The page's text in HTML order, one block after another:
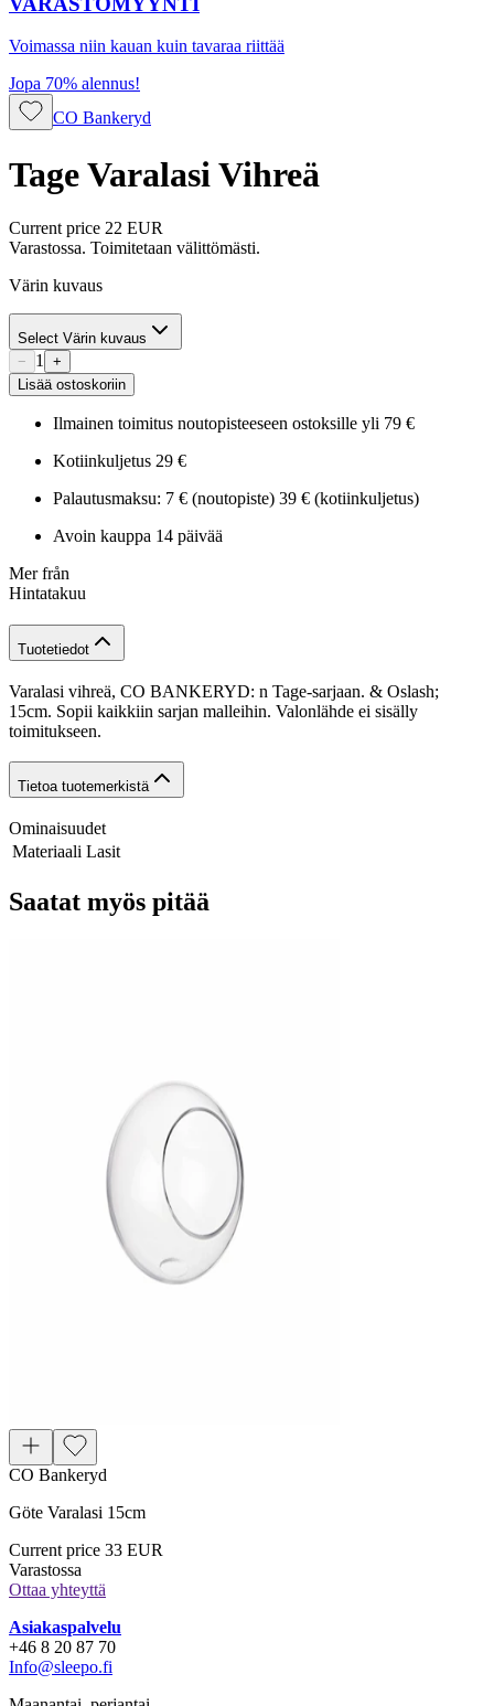
Voimassa niin kauan kuin tavaraa riittää
Jopa 70% alennus!
CO Bankeryd
Tage Varalasi Vihreä
Current price 22 EUR
Varastossa. Toimitetaan välittömästi.
Värin kuvaus
Select Värin kuvaus
−
1
+
Lisää ostoskoriin
Ilmainen toimitus noutopisteeseen ostoksille yli 79 €
Kotiinkuljetus 29 €
Palautusmaksu: 7 € (noutopiste) 39 € (kotiinkuljetus)
Avoin kauppa 14 päivää
Mer från
Hintatakuu
Tuotetiedot
Varalasi vihreä, CO BANKERYD: n Tage-sarjaan. & Oslash;
15cm. Sopii kaikkiin sarjan malleihin. Valonlähde ei sisälly
toimitukseen.
Tietoa tuotemerkistä
Ominaisuudet
Materiaali Lasit
Saatat myös pitää
CO Bankeryd
Göte Varalasi 15cm
Current price 33 EUR
Varastossa
Ottaa yhteyttä
Asiakaspalvelu
+46 8 20 87 70
Info@sleepo.fi